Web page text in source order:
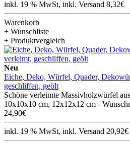
inkl. 19 % MwSt, inkl. Versand 8,32€
Warenkorb
+ Wunschliste
+ Produktvergleich
Neu
Eiche, Deko, Würfel, Quader,
geschliffen, geölt
Schöne verleimte Massivholzwürfel
10x10x10 cm, 12x12x12 cm -
24,90€
inkl. 19 % MwSt, inkl. Versand 20,92€